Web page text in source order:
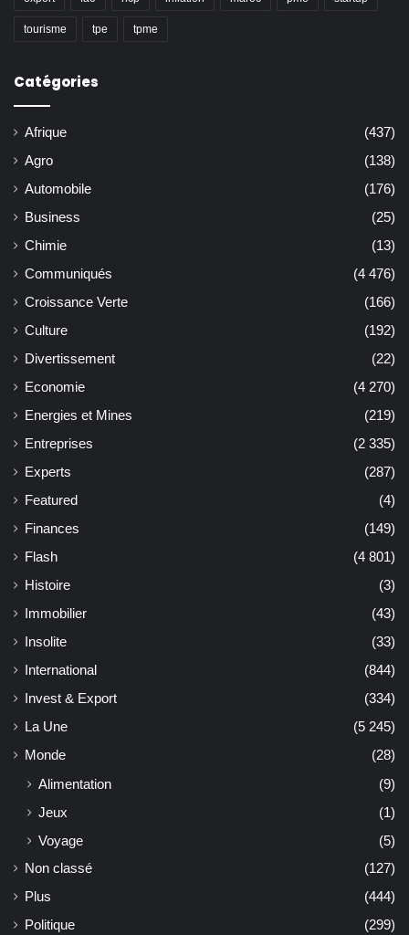
tourisme tpe tpme
Catégories
Afrique
(437)
Agro
(138)
Automobile
(176)
Business
(25)
Chimie
(13)
Communiqués
(4 476)
Croissance Verte
(166)
Culture
(192)
Divertissement
(22)
Economie
(4 270)
Energies et Mines
(219)
Entreprises
(2 335)
Experts
(287)
Featured
(4)
Finances
(149)
Flash
(4 801)
Histoire
(3)
Immobilier
(43)
Insolite
(33)
International
(844)
Invest & Export
(334)
La Une
(5 245)
Monde
(28)
Alimentation
(9)
Jeux
(1)
Voyage
(5)
Non classé
(127)
Plus
(444)
Politique
(299)